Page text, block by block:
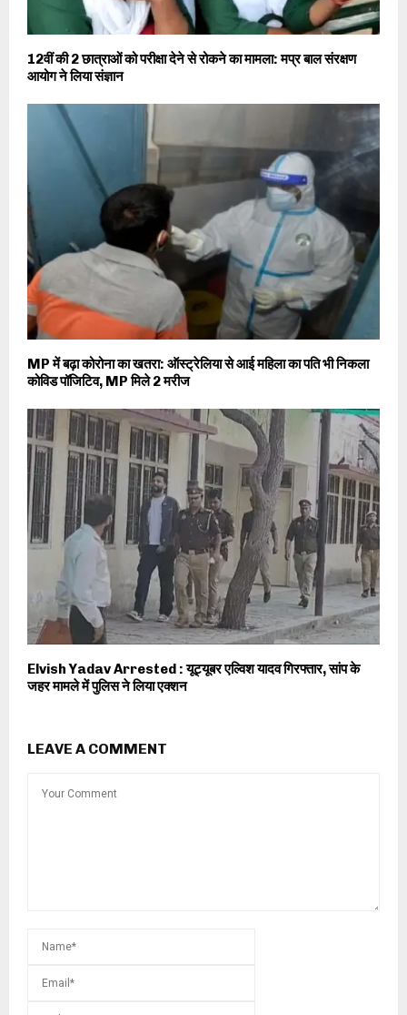
12वीं की 2 छात्राओं को परीक्षा देने से रोकने का मामला: मप्र बाल संरक्षण
आयोग ने लिया संज्ञान
MP में बढ़ा कोरोना का खतरा: ऑस्ट्रेलिया से आई महिला का पति भी निकला
कोविड पॉजिटिव, MP मिले 2 मरीज
Elvish Yadav Arrested : यूट्यूबर एल्विश यादव गिरफ्तार, सांप के
जहर मामले में पुलिस ने लिया एक्शन
LEAVE A COMMENT